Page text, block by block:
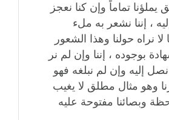
يملؤنا تماماً وإن كنا نعجز
، إننا نشعر به ملء
نراه حولنا وهذا الشعور
بوجوده ، إننا وإن لم نر
إليه وإن لم نبلغه فهو
وهو مثال مطلق لا يغيب
وبصائنا مفتوحة عليه